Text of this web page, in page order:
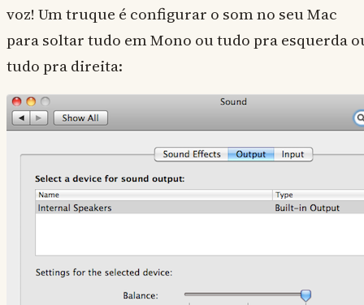
voz! Um truque é configurar o som no seu Mac
para soltar tudo em Mono ou tudo pra esquerda
tudo pra direita: